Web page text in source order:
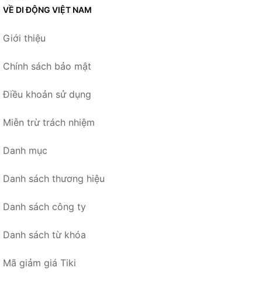
VỀ DI ĐỘNG VIỆT NAM
Giới thiệu
Chính sách bảo mật
Điều khoản sử dụng
Miễn trừ trách nhiệm
Danh mục
Danh sách thương hiệu
Danh sách công ty
Danh sách từ khóa
Mã giảm giá Tiki